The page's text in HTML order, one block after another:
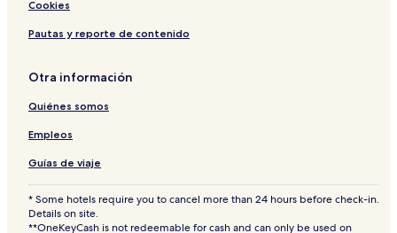
Cookies
Pautas y reporte de contenido
Otra información
Quiénes somos
Empleos
Guías de viaje
* Some hotels require you to cancel more than 24 hours before check-in.
Details on site.
**OneKeyCash is not redeemable for cash and can only be used on